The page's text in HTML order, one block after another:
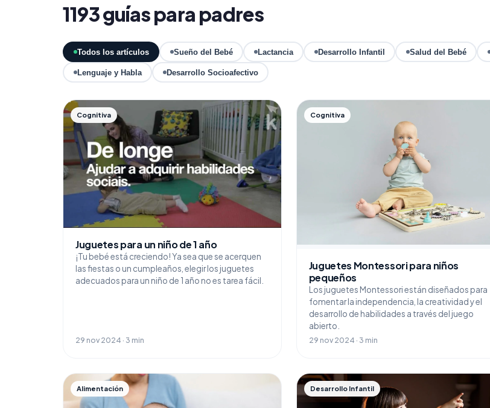
1193 guías para padres
Todos los artículos Sueño del Bebé Lactancia Desarrollo Infantil Salud del Bebé
Lenguaje y Habla Desarrollo Socioafectivo
Cognitiva
Juguetes para un niño de 1 año
¡Tu bebé está creciendo! Ya sea que se acerquen
las fiestas o un cumpleaños, elegir los juguetes
adecuados para un niño de 1 año no es tarea fácil.
29 nov 2024 · 3 min
Cognitiva
Juguetes Montessori para niños
pequeños
Los juguetes Montessori están diseñados para
fomentar la independencia, la creatividad y el
desarrollo de habilidades a través del juego
abierto.
29 nov 2024 · 3 min
Alimentación Desarrollo Infantil